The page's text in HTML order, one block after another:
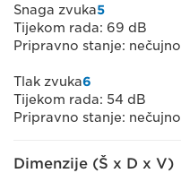
Snaga zvuka5
Tijekom rada: 69 dB
Pripravno stanje: nečujno
Tlak zvuka6
Tijekom rada: 54 dB
Pripravno stanje: nečujno
Dimenzije (Š x D x V)